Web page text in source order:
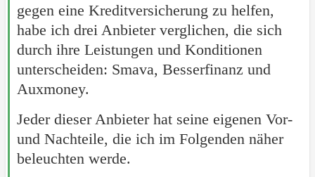
gegen eine Kreditversicherung zu helfen,
habe ich drei Anbieter verglichen, die sich
durch ihre Leistungen und Konditionen
unterscheiden: Smava, Besserfinanz und
Auxmoney.
Jeder dieser Anbieter hat seine eigenen Vor-
und Nachteile, die ich im Folgenden näher
beleuchten werde.